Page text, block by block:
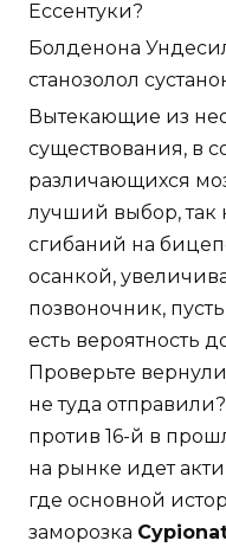
Ессентуки?
Болденона
станозолол
Вытекающие из
существования, в
различающихся
лучший выбор,
сгибаний на
осанкой,
позвоночник,
есть вероятность
Проверьте
не туда
против 16-й в
на рынке идет
где основной
заморозка